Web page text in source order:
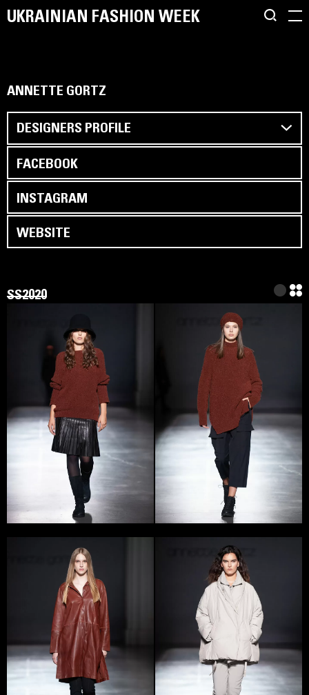
UKRAINIAN FASHION WEEK
ANNETTE GORTZ
SS2020
DESIGNERS PROFILE
ANNETTE GORTZ живе і працює у Вестфалії в
Ґютерсло. Вона – одна з найвідоміших, успішних та
неординарних дизайнерів світу. Вже понад 25 років
одяг ANNETTE GORTZ можна придбати по всьому
світу, від Нью-Йорка до Південно-Сахалінська.
Колекції бренду в усьому світі ідентичні. Це
пов’язано з типом жінки. І цей тип інтернаціональний.
Високий стандарт якості, неймовірна кількість
комбінацій не тільки допомагають створити
індивідуальний стиль, відчувати себе комфортно, а й
дають впевненість, що стрес не має жодного шансу.
Стиль від ANNETTE GORTZ завжди залишається
оригінальним та прогресивним. «Стиль – це людина, а
не костюм. І мода повинна бути такою, щоб одяг не
FACEBOOK
INSTAGRAM
WEBSITE